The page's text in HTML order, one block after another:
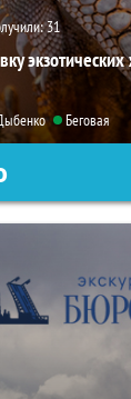
31
Беговая